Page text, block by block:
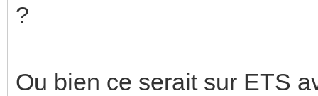
?
Ou bien ce serait sur ETS